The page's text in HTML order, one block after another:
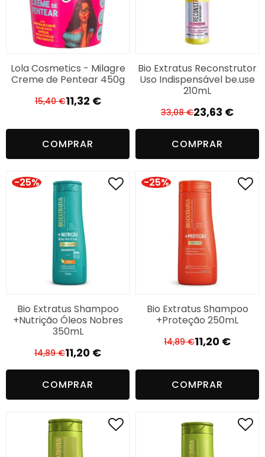
Lola Cosmetics - Milagre
Creme de Pentear 450g
15,40€O
era:
11,32 €
O
é:
COMPRAR
Bio Extratus Reconstrutor
Uso Indispensável be.use
210mL
33,08€ O
preço
original
era:
23,63 €
O
preço
atual
é:
COMPRAR
-25%
Bio Extratus Shampoo
+Nutrição Óleos Nobres
350mL
14,89€O
preço
original
era:
14,89 €.
11,20 €
O
preço
atual
é:
11,20 €.
COMPRAR
-25%
Bio Extratus Shampoo
+Proteção 250mL
14,89€O
era:
11,20 €
O
é:
COMPRAR